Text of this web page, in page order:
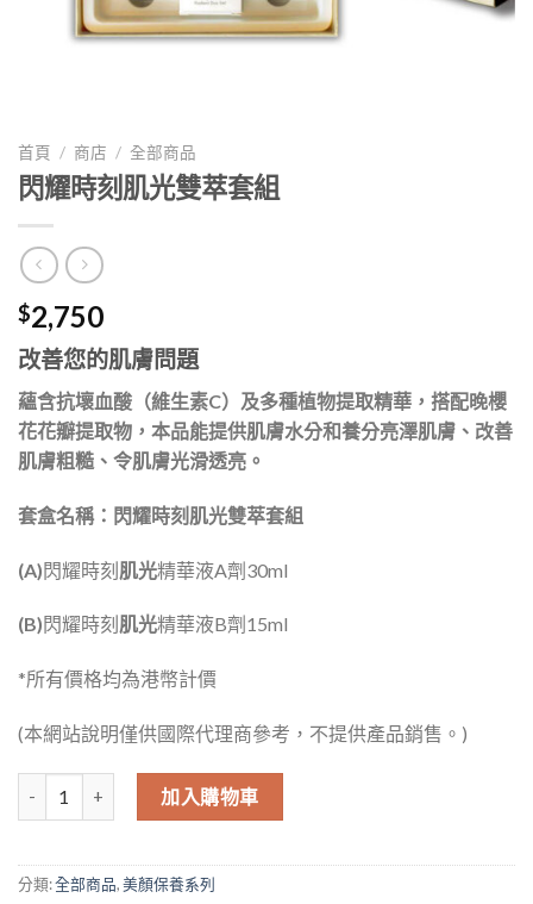
首頁 / 商店 / 全部商品
閃耀時刻肌光雙萃套組
$2,750
改善您的肌膚問題
蘊含抗壞血酸（維生素C）及多種植物提取精華，搭配晚櫻
花花瓣提取物，本品能提供肌膚水分和養分亮澤肌膚、改善
肌膚粗糙、令肌膚光滑透亮。
套盒名稱： 閃耀時刻肌光雙萃套組
(A)閃耀時刻肌光精華液A劑30ml
(B)閃耀時刻 肌光精華液B劑15ml
*所有價格均為港幣計價
(本網站說明僅供國際代理商參考，不提供產品銷售。)
閃耀時刻肌光雙萃套組 數量
加入購物車
分類:全部商品,美顏保養系列